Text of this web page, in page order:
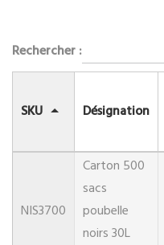
Rechercher :
SKU Désignation
NIS3700
Carton 500
sacs
poubelle
noirs 30L